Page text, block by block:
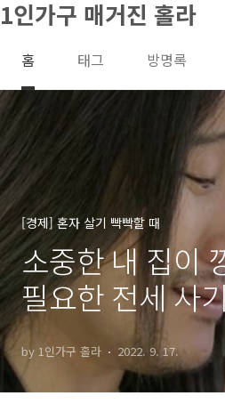
본문 바로가기
1인가구 매거진 홀라
홈 태그 방명록
[경제] 혼자 살기 빡빡할 때
소중한 내 집이
필요한 전세 사
정리!
by 1인가구 홀라 2022. 9. 17.